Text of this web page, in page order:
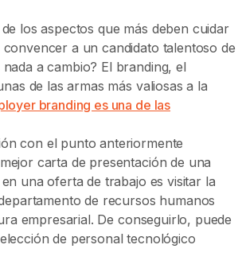
los aspectos que más deben cuidar
a un candidato talentoso de
a cambio? El branding, el
de las armas más valiosas a la
branding es una de las
con el punto anteriormente
carta de presentación de una
una oferta de trabajo es visitar la
de recursos humanos
empresarial. De conseguirlo, puede
de personal tecnológico